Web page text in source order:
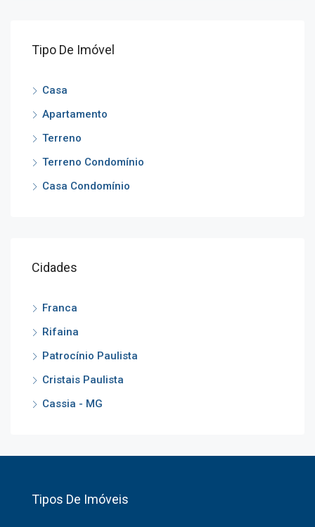
Tipo De Imóvel
Casa
Apartamento
Terreno
Terreno Condomínio
Casa Condomínio
Cidades
Franca
Rifaina
Patrocínio Paulista
Cristais Paulista
Cassia - MG
Tipos De Imóveis